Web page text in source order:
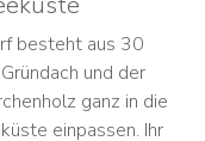
besteht aus 30
und der
ganz in die
einpassen. Ihr